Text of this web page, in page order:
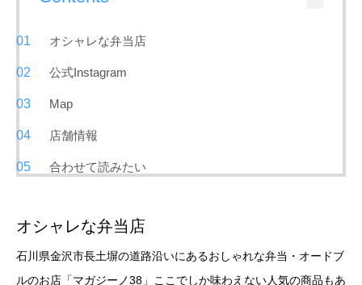
オシャレな弁当店
公式Instagram
Map
店舗情報
合わせて読みたい
オシャレな弁当店
石川県金沢市長土塀の道路沿いにあるおしゃれな弁当・オードブ
ルのお店「マガジーノ38」ここでしか味わえない人気の商品もあ